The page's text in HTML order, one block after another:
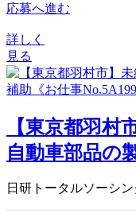
応募へ進む
詳しく
見る
【東京都羽村
自動車部品の
日研トータルソーシ